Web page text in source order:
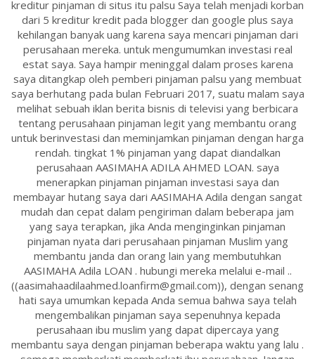
kreditur pinjaman di situs itu palsu Saya telah menjadi korban
dari 5 kreditur kredit pada blogger dan google plus saya
kehilangan banyak uang karena saya mencari pinjaman dari
perusahaan mereka. untuk mengumumkan investasi real
estat saya. Saya hampir meninggal dalam proses karena
saya ditangkap oleh pemberi pinjaman palsu yang membuat
saya berhutang pada bulan Februari 2017, suatu malam saya
melihat sebuah iklan berita bisnis di televisi yang berbicara
tentang perusahaan pinjaman legit yang membantu orang
untuk berinvestasi dan meminjamkan pinjaman dengan harga
rendah. tingkat 1% pinjaman yang dapat diandalkan
perusahaan AASIMAHA ADILA AHMED LOAN. saya
menerapkan pinjaman pinjaman investasi saya dan
membayar hutang saya dari AASIMAHA Adila dengan sangat
mudah dan cepat dalam pengiriman dalam beberapa jam
yang saya terapkan, jika Anda menginginkan pinjaman
pinjaman nyata dari perusahaan pinjaman Muslim yang
membantu janda dan orang lain yang membutuhkan
AASIMAHA Adila LOAN . hubungi mereka melalui e-mail ..
((aasimahaadilaahmed.loanfirm@gmail.com)), dengan senang
hati saya umumkan kepada Anda semua bahwa saya telah
mengembalikan pinjaman saya sepenuhnya kepada
perusahaan ibu muslim yang dapat dipercaya yang
membantu saya dengan pinjaman beberapa waktu yang lalu .